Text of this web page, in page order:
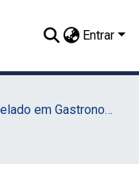
Entrar
Bacharelado em Gastronomia (Sede)